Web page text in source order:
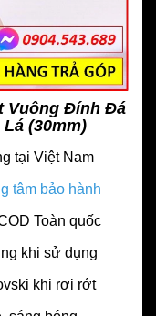
Vuông Đính Đá
(30mm)
tại Việt Nam
tâm bảo hành
Toàn quốc
khi sử dụng
khi rơi rớt